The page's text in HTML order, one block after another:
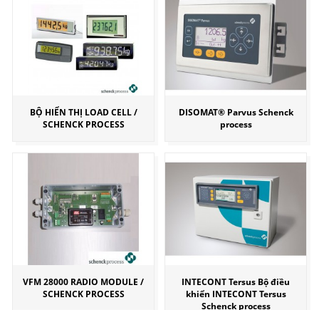
BỘ HIỂN THỊ LOAD CELL /
SCHENCK PROCESS
DISOMAT® Parvus Schenck
process
VFM 28000 RADIO MODULE /
SCHENCK PROCESS
INTECONT Tersus Bộ điều
khiển INTECONT Tersus
Schenck process